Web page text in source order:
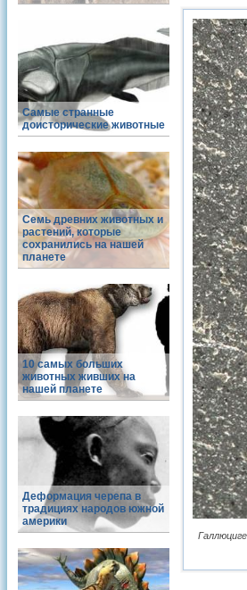
Самые странные
доисторические животные
Семь древних животных и
растений, которые
сохранились на нашей
планете
10 самых больших
животных живших на
нашей планете
Деформация черепа в
традициях народов южной
америки